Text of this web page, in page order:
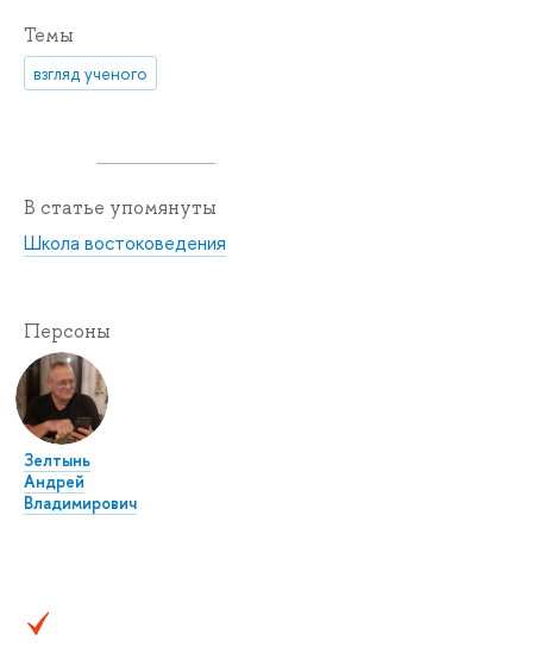
Темы
взгляд ученого
В статье упомянуты
Школа востоковедения
Персоны
Зелтынь
Андрей
Владимирович